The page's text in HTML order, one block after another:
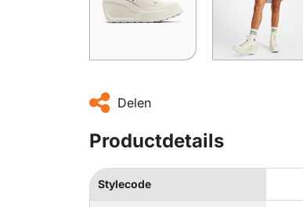
Delen
Productdetails
Stylecode